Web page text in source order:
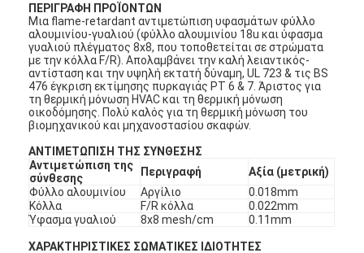
ΠΕΡΙΓΡΑΦΗ ΠΡΟΪΟΝΤΩΝ
Μια flame-retardant αντιμετώπιση υφασμάτων φύλλο
αλουμινίου-γυαλιού (φύλλο αλουμινίου 18u και ύφασμα
γυαλιού πλέγματος 8x8, που τοποθετείται σε στρώματα
με την κόλλα F/R). Απολαμβάνει την καλή λειαντικός-
αντίσταση και την υψηλή εκτατή δύναμη, UL 723 & τις BS
476 έγκριση εκτίμησης πυρκαγιάς PT 6 & 7. Άριστος για
τη θερμική μόνωση HVAC και τη θερμική μόνωση
οικοδόμησης. Πολύ καλός για τη θερμική μόνωση του
βιομηχανικού και μηχανοστασίου σκαφών.
ΑΝΤΙΜΕΤΩΠΙΣΗ ΤΗΣ ΣΥΝΘΕΣΗΣ
Αντιμετώπιση της
σύνθεσης
Περιγραφή
Αξία (μετρική)
Φύλλο αλουμινίου
Αργίλιο
0.018mm
Κόλλα
F/R κόλλα
0.022mm
Ύφασμα γυαλιού
8x8 mesh/cm 0.11mm
ΧΑΡΑΚΤΗΡΙΣΤΙΚΕΣ ΣΩΜΑΤΙΚΕΣ ΙΔΙΟΤΗΤΕΣ